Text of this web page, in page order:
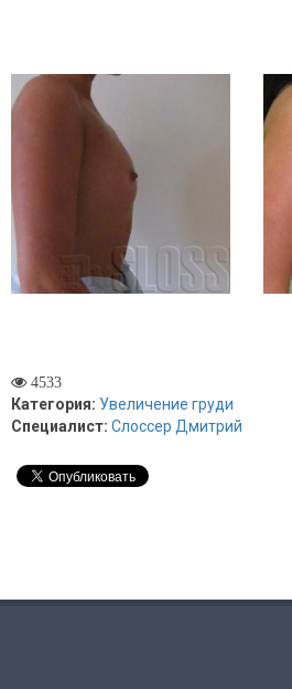
4533
Категория: Увеличение груди
Специалист: Слоссер Дмитрий